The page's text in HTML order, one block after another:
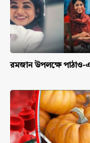
রমজান উপলক্ষে পাঠাও-